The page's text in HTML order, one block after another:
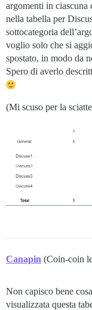
argomenti in ciascuna
nella tabella per
sottocategoria
voglio solo che si
spostato, in modo da
Spero di averlo
(Mi scuso per la
Canapin (Coin-coin
Non capisco bene
visualizzata questa